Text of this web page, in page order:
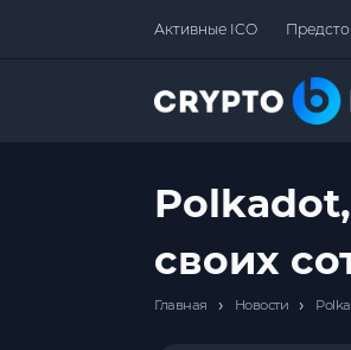
Активные ICO
своих
Главная › Новости ›